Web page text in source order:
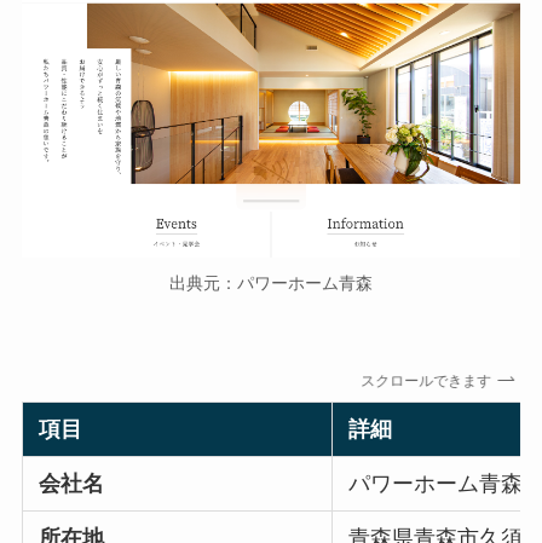
出典元：パワーホーム青森
スクロールできます
項目 詳細
会社名 パワーホーム青森
所在地 青森県青森市久須